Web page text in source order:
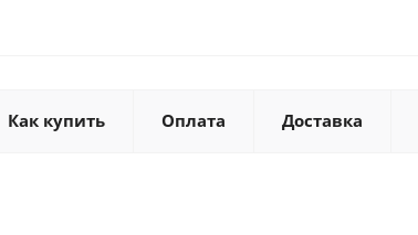
Как купить Оплата Доставка